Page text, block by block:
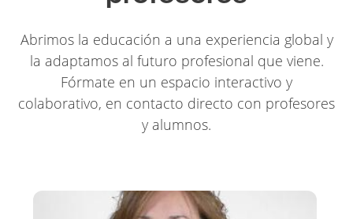
Abrimos la educación a una experiencia global y
la adaptamos al futuro profesional que viene.
Fórmate en un espacio interactivo y
colaborativo, en contacto directo con profesores
y alumnos.